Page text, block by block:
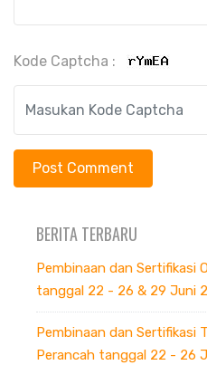
Kode Captcha :
BERITA TERBARU
Pembinaan dan Sertifikasi
tanggal 22 - 26 & 29 Juni
Pembinaan dan Sertifikasi
Perancah tanggal 22 - 26